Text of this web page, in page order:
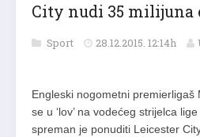
City nudi 35 milijuna
Sport 28.12.2015. 12:14h
Engleski nogometni premierligaš
se u ‘lov’ na vodećeg strijelca
spreman je ponuditi Leicester